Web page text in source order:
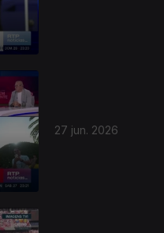
27 jun. 2026